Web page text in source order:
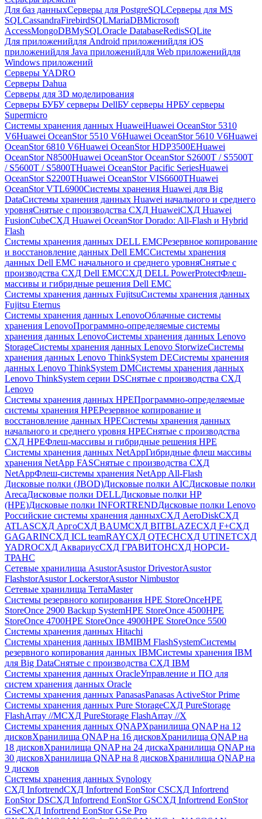
Для баз данныхСерверы для PostgreSQLСерверы для MS
SQLCassandraFirebirdSQLMariaDBMicrosoft
AccessMongoDBMySQLOracle DatabaseRedisSQLite
Для приложенийдля Android приложенийдля iOS
приложенийдля Java приложенийдля Web приложенийдля
Windows приложений
Серверы YADRO
Серверы Dahua
Серверы для 3D моделирования
Серверы БУБУ серверы DellБУ серверы HPБУ серверы
Supermicro
Системы хранения данных HuaweiHuawei OceanStor 5310
V6Huawei OceanStor 5510 V6Huawei OceanStor 5610 V6Huawei
OceanStor 6810 V6Huawei OceanStor HDP3500EHuawei
OceanStor N8500Huawei OceanStor OceanStor S2600T / S5500T
/ S5600T / S5800THuawei OceanStor Pacific SeriesHuawei
OceanStor S2200THuawei OceanStor VIS6600THuawei
OceanStor VTL6900Системы хранения Huawei для Big
DataСистемы хранения данных Huawei начального и среднего
уровняСнятые с производства СХД HuaweiСХД Huawei
FusionCubeСХД Huawei OceanStor Dorado: All-Flash и Hybrid
Flash
Системы хранения данных DELL EMCРезервное копирование
и восстановление данных Dell EMCСистемы хранения
данных Dell EMC начального и среднего уровняСнятые с
производства СХД Dell EMCСХД DELL PowerProtectФлеш-
массивы и гибридные решения Dell EMC
Системы хранения данных FujitsuСистемы хранения данных
Fujitsu Eternus
Системы хранения данных LenovoОблачные системы
хранения LenovoПрограммно-определяемые системы
хранения данных LenovoСистемы хранения данных Lenovo
StorageСистемы хранения данных Lenovo StorwizeСистемы
хранения данных Lenovo ThinkSystem DEСистемы хранения
данных Lenovo ThinkSystem DMСистемы хранения данных
Lenovo ThinkSystem серии DSСнятые с производства СХД
Lenovo
Системы хранения данных HPEПрограммно-определяемые
системы хранения HPEРезервное копирование и
восстановление данных HPEСистемы хранения данных
начального и среднего уровня HPEСнятые с производства
СХД HPEФлеш-массивы и гибридные решения HPE
Cистемы хранения данных NetAppГибридные флеш массивы
хранения NetApp FASСнятые с производства СХД
NetAppФлеш-системы хранения NetApp All-Flash
Дисковые полки (JBOD)Дисковые полки AICДисковые полки
ArecaДисковые полки DELLДисковые полки HP
(HPE)Дисковые полки INFORTRENDДисковые полки Lenovo
Российские системы хранения данныхСХД AeroDiskСХД
ATLASСХД AргоСХД BAUMСХД BITBLAZEСХД F+СХД
GAGARINСХД ICL teamRAYСХД QTECHСХД UTINETСХД
YADROСХД АквариусСХД ГРАВИТОНСХД НОРСИ-
ТРАНС
Сетевые хранилища AsustorAsustor DrivestorAsustor
FlashstorAsustor LockerstorAsustor Nimbustor
Сетевые хранилища TerraMaster
Системы резервного копирования HPE StoreOnceHPE
StoreOnce 2900 Backup SystemHPE StoreOnce 4500HPE
StoreOnce 4700HPE StoreOnce 4900HPE StoreOnce 5500
Системы хранения данных Hitachi
Системы хранения данных IBMIBM FlashSystemСистемы
резервного копирования данных IBMСистемы хранения IBM
для Big DataСнятые с производства СХД IBM
Системы хранения данных OracleУправление и ПО для
систем хранения данных Oracle
Системы хранения данных PanasasPanasas ActiveStor Prime
Системы хранения данных Pure StorageСХД PureStorage
FlashArray //MСХД PureStorage FlashArray //X
Системы хранения данных QNAPХранилища QNAP на 12
дисковХранилища QNAP на 16 дисковХранилища QNAP на
18 дисковХранилища QNAP на 24 дискаХранилища QNAP на
30 дисковХранилища QNAP на 8 дисковХранилища QNAP на
9 дисков
Системы хранения данных Synology
СХД InfortrendСХД Infortrend EonStor CSСХД Infortrend
EonStor DSСХД Infortrend EonStor GSСХД Infortrend EonStor
GSeСХД Infortrend EonStor GSe Pro